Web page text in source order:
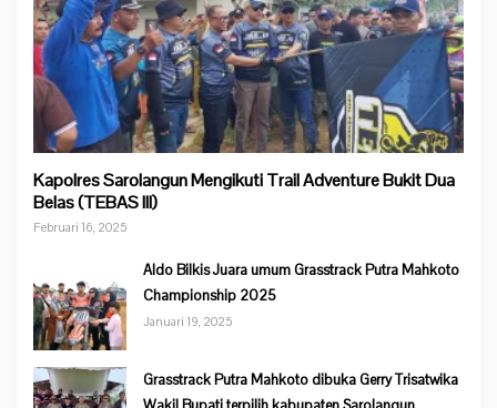
Kapolres Sarolangun Mengikuti Trail Adventure Bukit Dua
Belas (TEBAS III)
Februari 16, 2025
Aldo Bilkis Juara umum Grasstrack Putra Mahkoto
Championship 2025
Januari 19, 2025
Grasstrack Putra Mahkoto dibuka Gerry Trisatwika